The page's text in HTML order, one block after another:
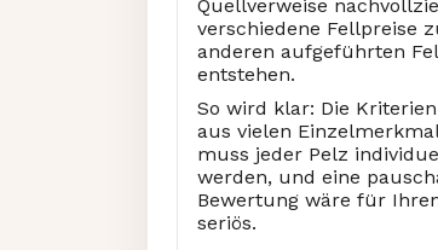
Quellverweise
verschiedene Fellpreise
anderen aufgeführten
entstehen.
So wird klar: Die
aus vielen
muss jeder Pelz
werden, und eine
Bewertung wäre für
seriös.